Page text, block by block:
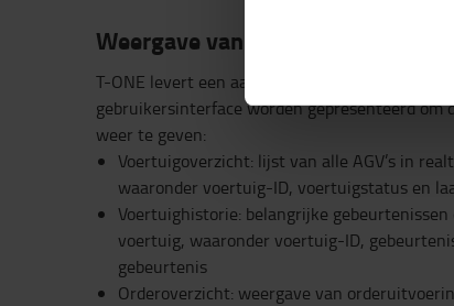
Weergave van prestatiegegevens
T-ONE levert een aantal prestatiegegevens,
gebruikersinterface worden gepresenteerd om
weer te geven:
Voertuigoverzicht: lijst van alle AGV’s in
waaronder voertuig-ID, voertuigstatus en
Voertuighistorie: belangrijke
voertuig, waaronder voertuig-ID,
gebeurtenis
Orderoverzicht: weergave van